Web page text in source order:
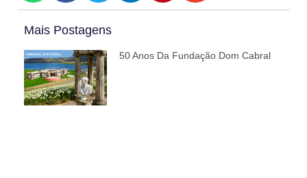
Mais Postagens
50 Anos Da Fundação Dom Cabral